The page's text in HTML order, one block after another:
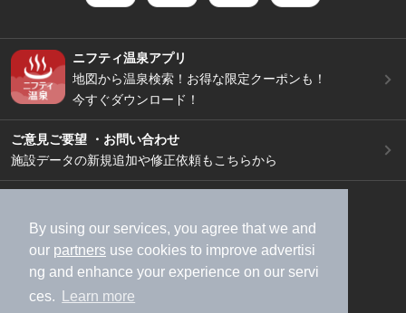
By using our services, you agree that we and
our partners use cookies to improve advertisi
ng and enhance your experience on our servi
ces.
Learn more
ニフティ温泉アプリ
地図から温泉検索！お得な限定クーポンも！
今すぐダウンロード！
ご意見ご要望 ・お問い合わせ
施設データの新規追加や修正依頼もこちらから
加盟店募集（資料請求）
広告出稿のご案内
利用規約
ライフスタイルMEMBERS+規約
特定商取引法に基づく表記
ヘルプ
採用情報
運営会社